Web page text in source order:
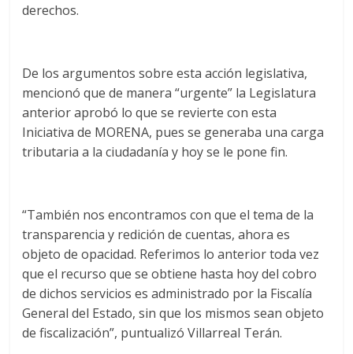
derechos.
De los argumentos sobre esta acción legislativa,
mencionó que de manera “urgente” la Legislatura
anterior aprobó lo que se revierte con esta
Iniciativa de MORENA, pues se generaba una carga
tributaria a la ciudadanía y hoy se le pone fin.
“También nos encontramos con que el tema de la
transparencia y redición de cuentas, ahora es
objeto de opacidad. Referimos lo anterior toda vez
que el recurso que se obtiene hasta hoy del cobro
de dichos servicios es administrado por la Fiscalía
General del Estado, sin que los mismos sean objeto
de fiscalización”, puntualizó Villarreal Terán.